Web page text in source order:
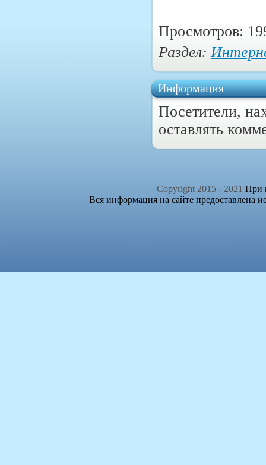
Просмотров:
Раздел:
Информация
Посетители,
оставлять
Copyright 2015 - 2021 При
Вся информация на сайте предоставлена